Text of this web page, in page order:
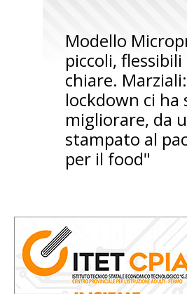
Modello
piccoli, flessibili
chiare.
lockdown ci ha
migliorare, da
stampato al
per il food"